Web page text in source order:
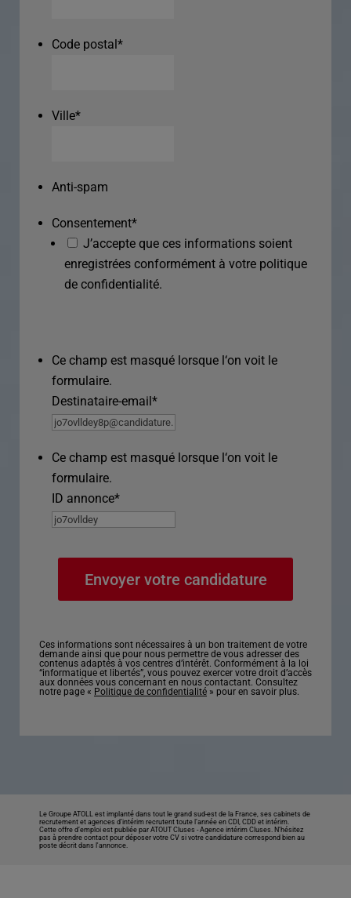
Code postal*
Ville*
Anti-spam
Consentement*
J’accepte que ces informations soient
enregistrées conformément à votre politique
de confidentialité.
Ce champ est masqué lorsque l‘on voit le
formulaire.
Destinataire-email*
Ce champ est masqué lorsque l‘on voit le
formulaire.
ID annonce*
Ces informations sont nécessaires à un bon traitement de votre
demande ainsi que pour nous permettre de vous adresser des
contenus adaptés à vos centres d’intérêt. Conformément à la loi
“informatique et libertés”, vous pouvez exercer votre droit d’accès
aux données vous concernant en nous contactant. Consultez
notre page « Politique de confidentialité » pour en savoir plus.
Le Groupe ATOLL est implanté dans tout le grand sud-est de la France, ses cabinets de
recrutement et agences d’intérim recrutent toute l’année en CDI, CDD et intérim.
Cette offre d’emploi est publiée par ATOUT Cluses -Agence intérim Cluses. N’hésitez
pas à prendre contact pour déposer votre CV si votre candidature correspond bien au
poste décrit dans l'annonce.